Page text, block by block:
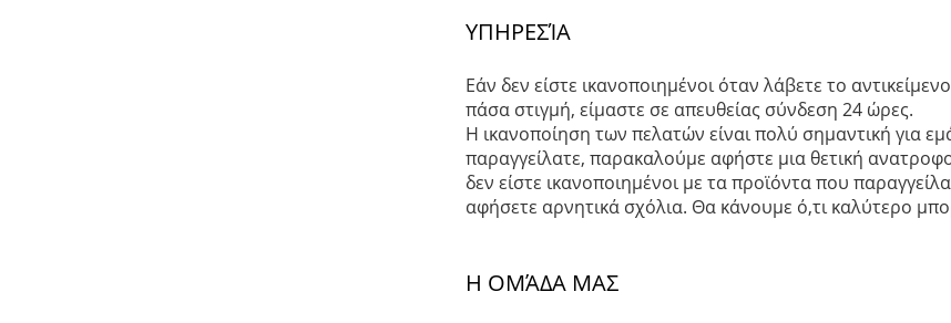
ΥΠΗΡΕΣΊΑ
Εάν δεν είστε ικανοποιημένοι όταν λάβετε το
πάσα στιγμή, είμαστε σε απευθείας σύνδεση 24 ώρες.
Η ικανοποίηση των πελατών είναι πολύ σημαντική για
παραγγείλατε, παρακαλούμε αφήστε μια θετική
δεν είστε ικανοποιημένοι με τα προϊόντα που
αφήσετε αρνητικά σχόλια. Θα κάνουμε ό,τι καλύτερο
Η ΟΜΆΔΑ ΜΑΣ